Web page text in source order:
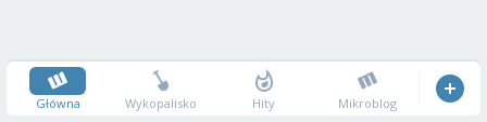
Główna Wykopalisko Hity Mikroblog